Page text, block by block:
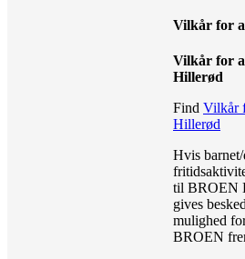
Vilkår for
Vilkår for
Hillerød
Find Vilkår
Hillerød
Hvis
til BROEN
gives
mulighed
BROEN